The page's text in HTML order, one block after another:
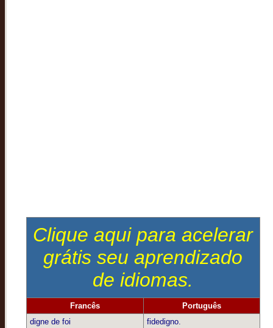
Clique aqui para acelerar
grátis seu aprendizado
de idiomas.
Francês
Português
digne de foi
fidedigno.